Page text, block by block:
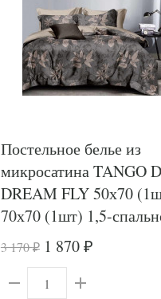
Постельное белье из
микросатина TANGO
DREAM FLY 50х70
70х70 (1шт) 1,5-
3 170₽ 1 870 ₽